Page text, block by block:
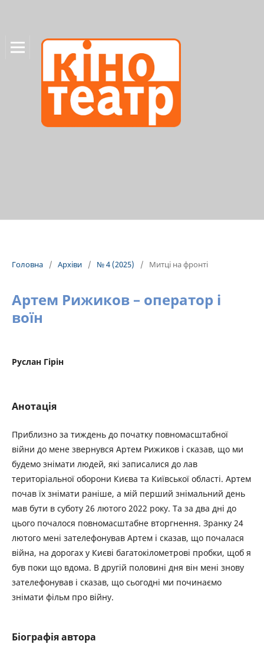
Головна / Архіви / № 4 (2025) / Митці на фронті
Артем Рижиков – оператор і
воїн
Руслан Гірін
Анотація
Приблизно за тиждень до початку повномасштабної
війни до мене звернувся Артем Рижиков і сказав, що ми
будемо знімати людей, які записалися до лав
територіальної оборони Києва та Київської області. Артем
почав їх знімати раніше, а мій перший знімальний день
мав бути в суботу 26 лютого 2022 року. Та за два дні до
цього почалося повномасштабне вторгнення. Зранку 24
лютого мені зателефонував Артем і сказав, що почалася
війна, на дорогах у Києві багатокілометрові пробки, щоб я
був поки що вдома. В другій половині дня він мені знову
зателефонував і сказав, що сьогодні ми починаємо
знімати фільм про війну.
Біографія автора